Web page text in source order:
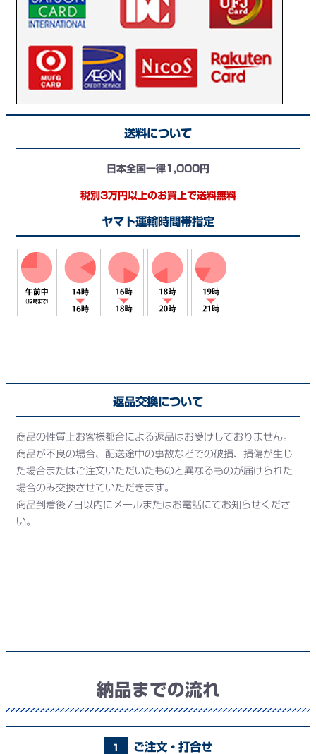
送料について
日本全国一律1,000円
税別3万円以上のお買上で送料無料
ヤマト運輸時間帯指定
返品交換について
商品の性質上お客様都合による返品はお受けしておりません。
商品が不良の場合、配送途中の事故などでの破損、損傷が生じ
た場合またはご注文いただいたものと異なるものが届けられた
場合のみ交換させていただきます。
商品到着後7日以内にメールまたはお電話にてお知らせくださ
い。
納品までの流れ
1 ご注文・打合せ